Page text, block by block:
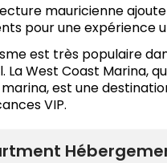
mauricienne
pour une expérience
est très populaire
La West Coast Marina,
est une
VIP.